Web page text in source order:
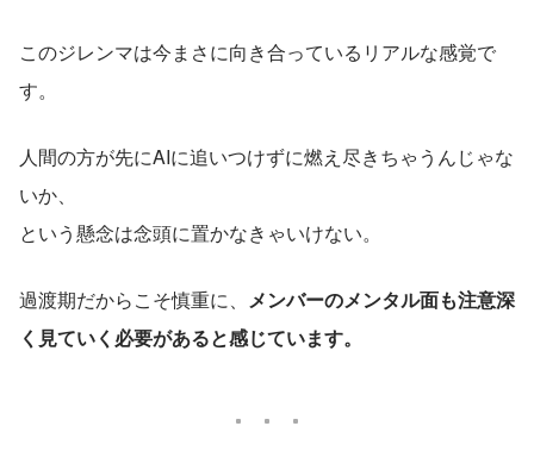
このジレンマは今まさに向き合っているリアルな感覚で
す。
人間の方が先にAIに追いつけずに燃え尽きちゃうんじゃな
いか、
という懸念は念頭に置かなきゃいけない。
過渡期だからこそ慎重に、 メンバーのメンタル面も注意深
く見ていく必要があると感じています。